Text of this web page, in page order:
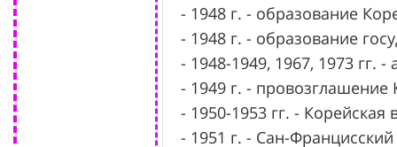
- 1948 г. - образование
- 1948 г. - образование
- 1948-1949, 1967, 1973 гг.
- 1949 г. - провозглашение
- 1950-1953 гг. - Корейская
- 1951 г. - Сан-